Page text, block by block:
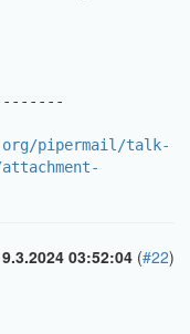
pipermail/talk-
9.3.2024 03:52:04 (#22)